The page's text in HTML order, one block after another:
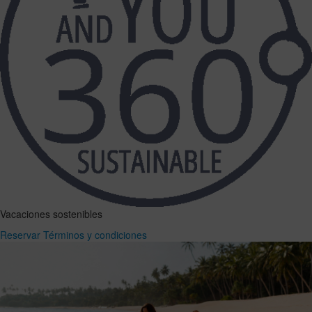
Vacaciones sostenibles
Reservar Términos y condiciones